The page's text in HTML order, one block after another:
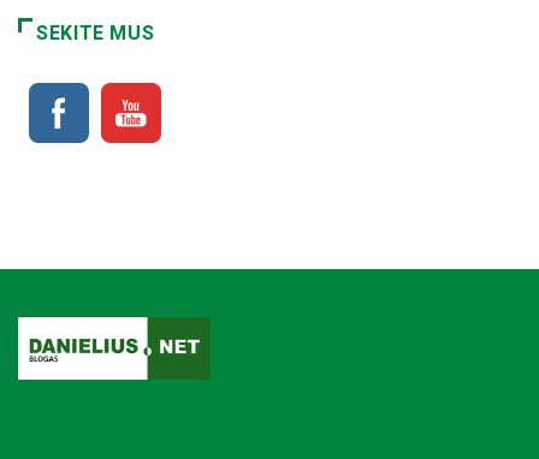
SEKITE MUS